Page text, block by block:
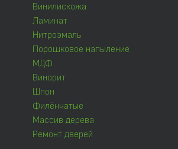
Винилискожа
Ламинат
Нитроэмаль
Порошковое напыление
МДФ
Винорит
Шпон
Филёнчатые
Массив дерева
Ремонт дверей